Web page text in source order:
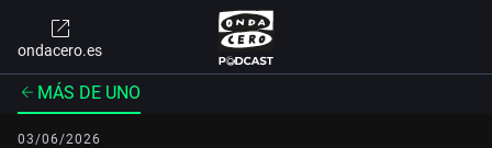
ondacero.es
MÁS DE UNO
03/06/2026